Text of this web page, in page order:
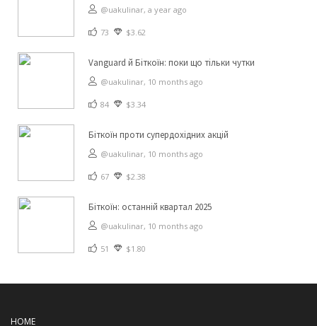
@uakulinar, a year ago
73 $3.62
Vanguard й Біткоїн: поки що тільки чутки
@uakulinar, 10 months ago
84 $3.34
Біткоїн проти супердохідних акцій
@uakulinar, 10 months ago
67 $2.38
Біткоїн: останній квартал 2025
@uakulinar, 10 months ago
51 $1.80
HOME